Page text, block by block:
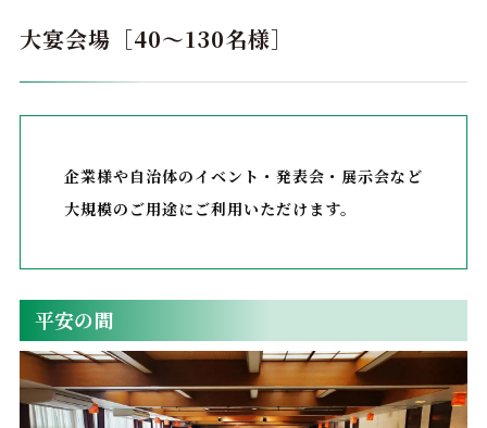
大宴会場［40～130名様］
企業様や自治体のイベント・発表会・展示会など
大規模のご用途にご利用いただけます。
平安の間